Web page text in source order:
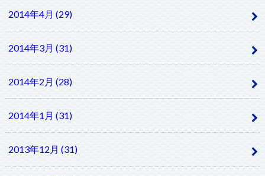
2014年4月 (29)
2014年3月 (31)
2014年2月 (28)
2014年1月 (31)
2013年12月 (31)